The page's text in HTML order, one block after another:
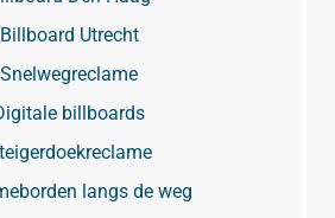
Billboard Utrecht
Snelwegreclame
billboards
langs de weg